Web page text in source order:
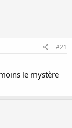
#21
le mystère